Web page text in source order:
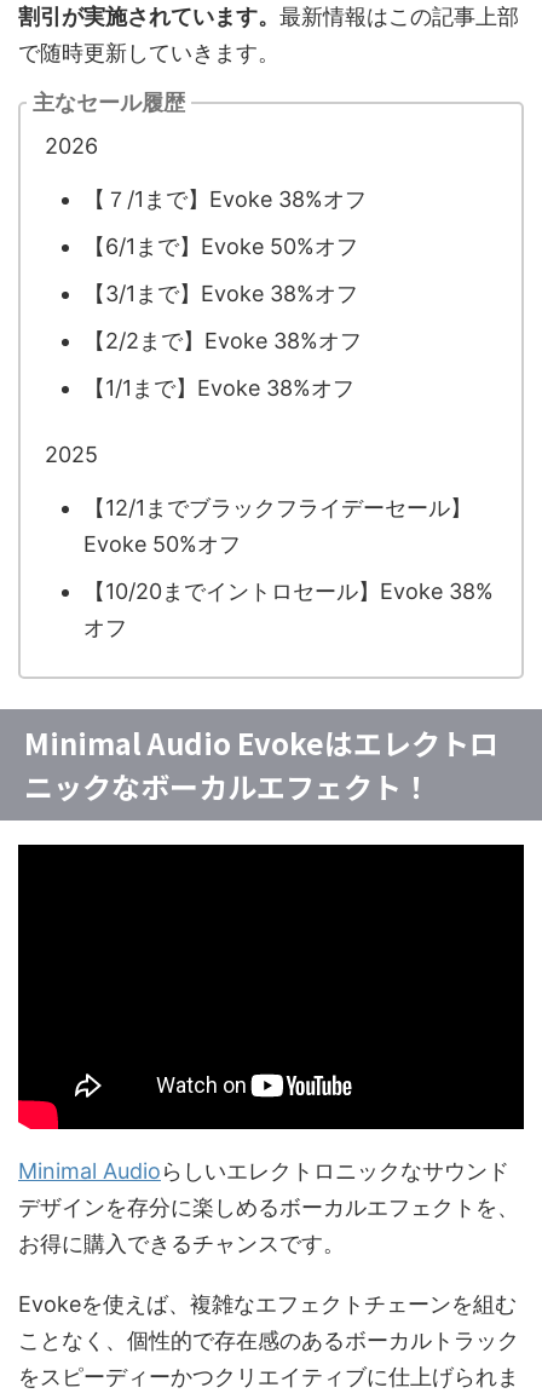
割引が実施されています。 最新情報はこの記事上部
で随時更新していきます。
主なセール履歴
2026
【７/1まで】Evoke 38%オフ
【6/1まで】Evoke 50%オフ
【3/1まで】Evoke 38%オフ
【2/2まで】Evoke 38%オフ
【1/1まで】Evoke 38%オフ
2025
【12/1までブラックフライデーセール】
Evoke 50%オフ
【10/20までイントロセール】Evoke 38%
オフ
Minimal Audio Evokeはエレクトロ
ニックなボーカルエフェクト！
Minimal Audioらしいエレクトロニックなサウンド
デザインを存分に楽しめるボーカルエフェクトを、
お得に購入できるチャンスです。
Evokeを使えば、複雑なエフェクトチェーンを組む
ことなく、個性的で存在感のあるボーカルトラック
をスピーディーかつクリエイティブに仕上げられま